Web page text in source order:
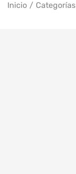
Inicio Categorías